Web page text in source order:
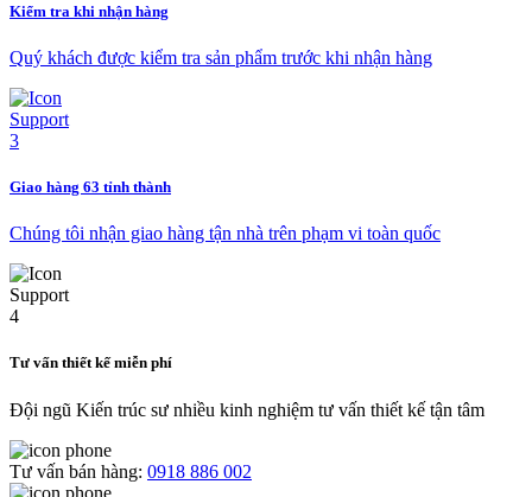
Kiểm tra khi nhận hàng
Quý khách được kiểm tra sản phẩm trước khi nhận hàng
Giao hàng 63 tỉnh thành
Chúng tôi nhận giao hàng tận nhà trên phạm vi toàn quốc
Tư vấn thiết kế miễn phí
Đội ngũ Kiến trúc sư nhiều kinh nghiệm tư vấn thiết kế tận tâm
Tư vấn bán hàng: 0918 886 002